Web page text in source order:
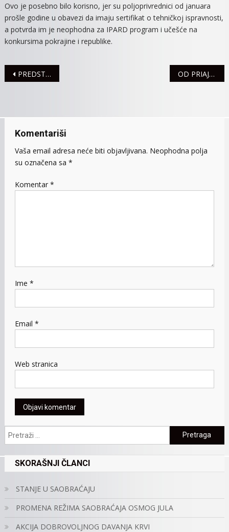
Ovo je posebno bilo korisno, jer su poljoprivrednici od januara
prošle godine u obavezi da imaju sertifikat o tehničkoj ispravnosti,
a potvrda im je neophodna za IPARD program i učešće na
konkursima pokrajine i republike.
Navigacija
PREDSTAVA ZA DECU “ŠTA ĆU BITI KADA PORASTEM” OD PRIAJTELJSTVA DO TAKTIČKOG NADMUDRIVANJA: Zbog ovoga će sve oči biti uprte u Gvardiolu i Inzagija
Komentariši
Vaša email adresa neće biti objavljivana. Neophodna polja
su označena sa *
Komentar *
Ime *
Email *
Web stranica
Pretraga:
SKORAŠNJI ČLANCI
STANJE U SAOBRAĆAJU
PROMENA REŽIMA SAOBRAĆAJA OSMOG JULA
AKCIJA DOBROVOLJNOG DAVANJA KRVI